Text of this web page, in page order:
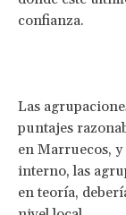
confianza.
Las
puntajes
en Marruecos,
interno, las
en teoría,